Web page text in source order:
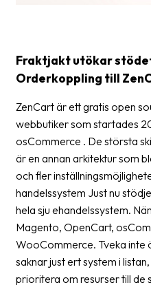
Tulldeklarationer
Leveransvillkor
Upphämtningar
Manualer
Nedladdningar
Streckkodsläsare
Kundtjänst
Om
företaget
Fraktjakt utökar
Orderkoppling till
ZenCart är ett gratis open
webbutiker som startades
osCommerce . De största
är en annan arkitektur som
och fler
handelssystem Just nu
hela sju ehandelssystem.
Magento, OpenCart,
WooCommerce. Tveka inte
saknar just ert system i
prioritera om resurser till de